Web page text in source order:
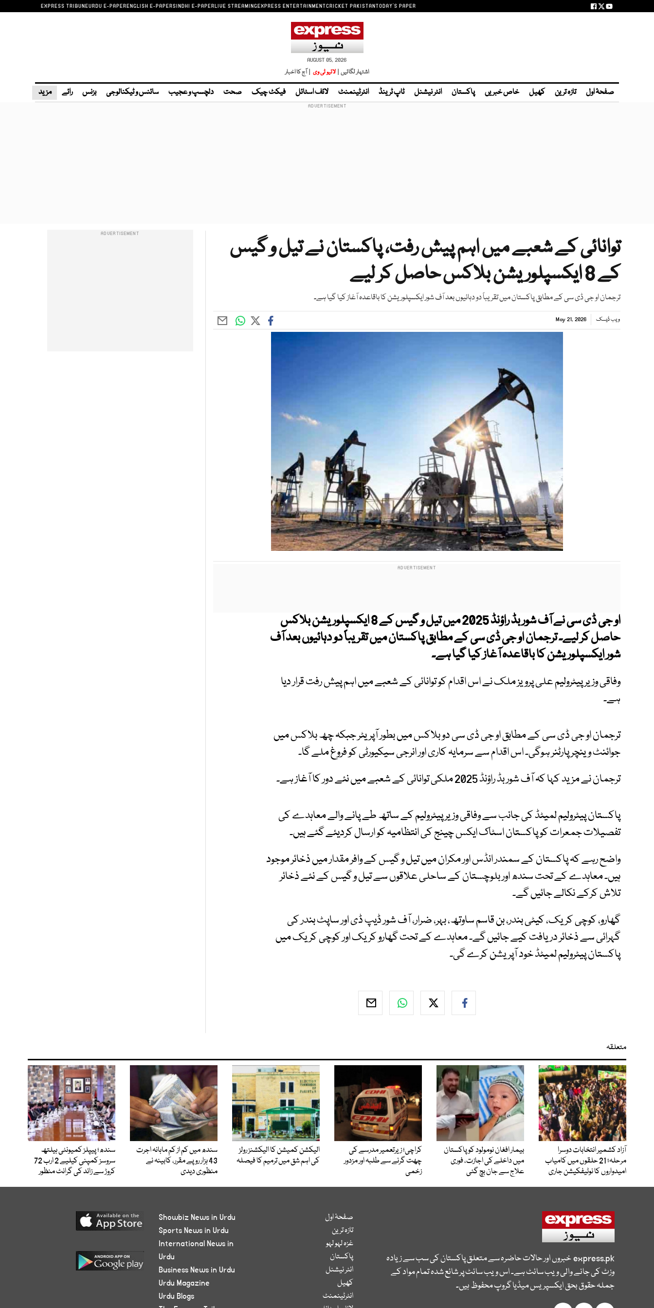
EXPRESS TRIBUNEURDU E-PAPERENGLISH E-PAPERSINDHI E-PAPERLIVE STREAMINGEXPRESS ENTERTAINMENTCRICKET PAKISTANTODAY'S PAPER
AUGUST 05, 2026
اشتہار لگائیں | لائیو ٹی وی | آج کا اخبار
صفحۂ اول تازہ ترین کھیل خاص خبریں پاکستان انٹر نیشنل ٹاپ ٹرینڈ انٹرٹینمنٹ لائف اسٹائل فیکٹ چیک صحت دلچسپ و عجیب سائنس و ٹیکنالوجی بزنس رائے مزید
توانائی کے شعبے میں اہم پیش رفت، پاکستان نے تیل و گیس
کے 8 ایکسپلوریشن بلاکس حاصل کر لیے
ترجمان او جی ڈی سی کے مطابق پاکستان میں تقریباً دو دہائیوں بعد آف شور ایکسپلوریشن کا باقاعدہ آغاز کیا گیا ہے۔
ویب ڈیسک May 21, 2026
او جی ڈی سی نے آف شور بڈ راؤنڈ 2025 میں تیل و گیس کے 8 ایکسپلوریشن بلاکس
حاصل کر لیے۔ترجمان او جی ڈی سی کے مطابق پاکستان میں تقریباً دو دہائیوں بعد آف
شور ایکسپلوریشن کا باقاعدہ آغاز کیا گیا ہے۔
وفاقی وزیر پیٹرولیم علی پرویز ملک نے اس اقدام کو توانائی کے شعبے میں اہم پیش رفت قرار دیا
ہے۔
ترجمان او جی ڈی سی کے مطابق او جی ڈی سی دو بلاکس میں بطور آپریٹر جبکہ چھ بلاکس میں
جوائنٹ وینچر پارٹنر ہوگی۔ اس اقدام سے سرمایہ کاری اور انرجی سیکیورٹی کو فروغ ملے گا۔
ترجمان نے مزید کہا کہ آف شور بڈ راؤنڈ 2025 ملکی توانائی کے شعبے میں نئے دور کا آغاز ہے۔
پاکستان پیٹرولیم لمیٹڈ کی جانب سے وفاقی وزیر پیٹرولیم کے ساتھ طے پانے والے معاہدے کی
تفصیلات جمعرات کو پاکستان اسٹاک ایکس چینج کی انتظامیہ کو ارسال کردیئے گئے ہیں۔
واضح رہے کہ پاکستان کے سمندر انڈس اور مکران میں تیل و گیس کے وافر مقدار میں ذخائر موجود
ہیں۔ معاہدے کے تحت سندھ اور بلوچستان کے ساحلی علاقوں سے تیل و گیس کے نئے ذخائر
تلاش کرکے نکالے جائیں گے۔
گھارو، کوچی کریک، کیٹی بندر، بن قاسم ساوتھ، بہر، ضرار، آف شور ڈیپ ڈی اور ساپٹ بندر کی
گہرائی سے ذخائر دریافت کیے جائیں گے۔ معاہدے کے تحت گھارو کریک اور کوچی کریک میں
پاکستان پیٹرولیم لمیٹڈ خود آپریشن کرے گی۔
متعلقہ
آزاد کشمیر انتخابات دوسرا
مرحلہ؛ 21 حلقوں میں کامیاب
امیدواروں کا نوٹیفکیشن جاری
بیمار افغان نومولود کو پاکستان
میں داخلے کی اجازت، فوری
علاج سے جان بچ گئی
کراچی؛ زیرتعمیر مدرسے کی
چھت گرنے سے طلبہ اور مزدور
زخمی
الیکشن کمیشن کا الیکشنز رولز
کی اہم شق میں ترمیم کا فیصلہ
سندھ میں کم از کم ماہانہ اجرت
43 ہزار روپے مقرر، کابینہ نے
منظوری دیدی
سندھ؛ پیپلز کمیونٹی ہیلتھ
سروسز کمپنی کیلیے 2 ارب 72
کروڑ سے زائد کی گرانٹ منظور
express.pkخبروں اور حالات حاضرہ سے متعلق پاکستان کی سب سے زیادہ
وزٹ کی جانے والی ویب سائٹ ہے۔ اس ویب سائٹ پر شائع شدہ تمام مواد کے
جملہ حقوق بحق ایکسپریس میڈیا گروپ محفوظ ہیں۔
صفحۂ اول
تازہ ترین
غزہ لہو لہو
پاکستان
انٹر نیشنل
کھیل
انٹرٹینمنٹ
Showbiz News in Urdu
Sports News in Urdu
International News in
Urdu
Business News in Urdu
Urdu Magazine
Urdu Blogs